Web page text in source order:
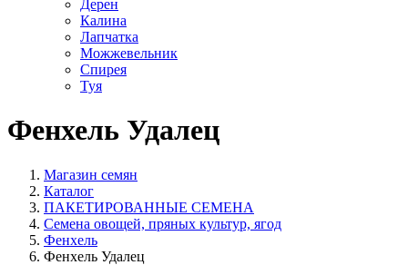
Дерен
Калина
Лапчатка
Можжевельник
Спирея
Туя
Фенхель Удалец
Магазин семян
Каталог
ПАКЕТИРОВАННЫЕ СЕМЕНА
Семена овощей, пряных культур, ягод
Фенхель
Фенхель Удалец